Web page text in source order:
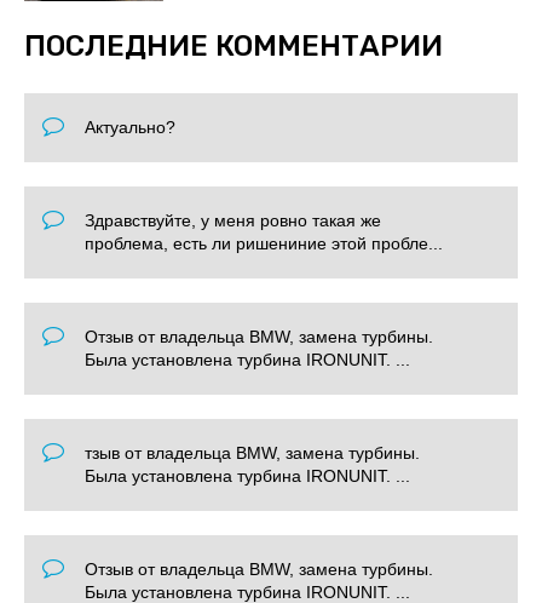
ПОСЛЕДНИЕ КОММЕНТАРИИ
Актуально?
Здравствуйте, у меня ровно такая же
проблема, есть ли ришениние этой пробле...
Отзыв от владельца BMW, замена турбины.
Была установлена турбина IRONUNIT. ...
тзыв от владельца BMW, замена турбины.
Была установлена турбина IRONUNIT. ...
Отзыв от владельца BMW, замена турбины.
Была установлена турбина IRONUNIT. ...